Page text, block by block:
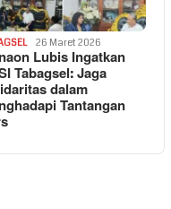
26 Maret 2026
Lubis Ingatkan
Tabagsel: Jaga
dalam
Tantangan